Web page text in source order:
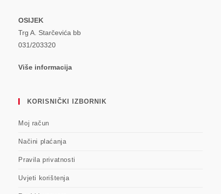
OSIJEK
Trg A. Starčevića bb
031/203320
Više informacija
KORISNIČKI IZBORNIK
Moj račun
Načini plaćanja
Pravila privatnosti
Uvjeti korištenja